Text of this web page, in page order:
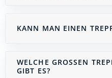
KANN MAN EINEN
WELCHE GROSSEN
IBT ES?